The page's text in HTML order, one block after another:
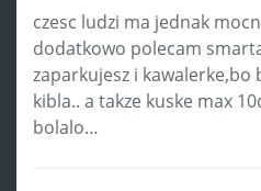
czesc ludzi ma jednak
dodatkowo polecam
zaparkujesz i kawalerke,bo
kibla.. a takze kuske max
bolalo…